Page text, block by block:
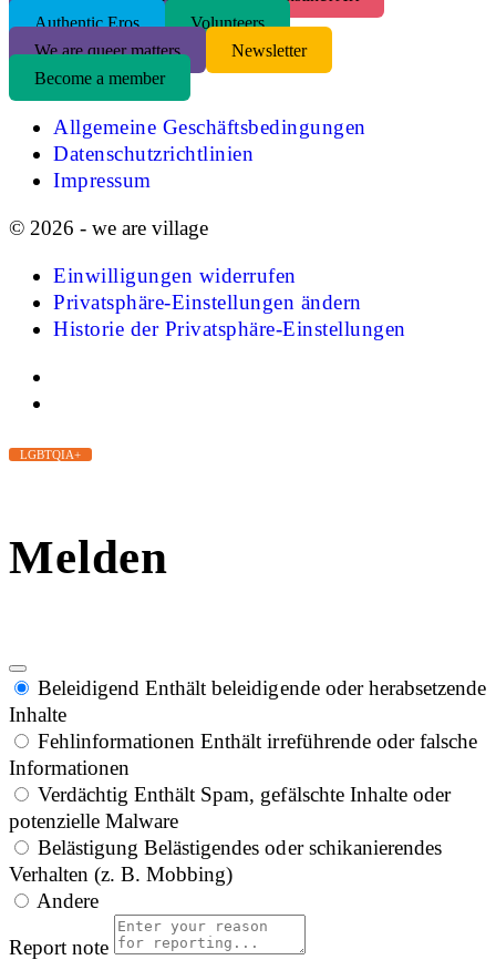
Authentic Eros
Volunteers
We are queer matters
Newsletter
Become a member
Allgemeine Geschäftsbedingungen
Datenschutzrichtlinien
Impressum
© 2026 - we are village
Einwilligungen widerrufen
Privatsphäre-Einstellungen ändern
Historie der Privatsphäre-Einstellungen
LGBTQIA+
Melden
Beleidigend Enthält beleidigende oder herabsetzende
Inhalte
Fehlinformationen Enthält irreführende oder falsche
Informationen
Verdächtig Enthält Spam, gefälschte Inhalte oder
potenzielle Malware
Belästigung Belästigendes oder schikanierendes
Verhalten (z. B. Mobbing)
Andere
Report note